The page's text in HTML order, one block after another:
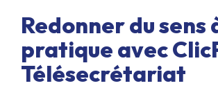
Redonner du sens
pratique avec
Télésecrétariat